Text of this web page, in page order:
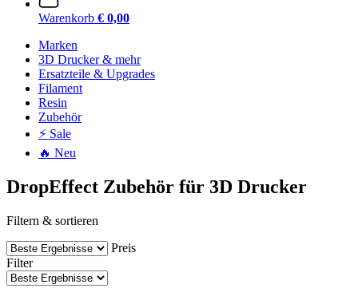
Warenkorb € 0,00
Marken
3D Drucker & mehr
Ersatzteile & Upgrades
Filament
Resin
Zubehör
⚡ Sale
🔥 Neu
DropEffect Zubehör für 3D Drucker
Filtern & sortieren
Preis
Filter